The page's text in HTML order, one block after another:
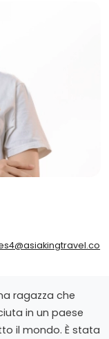
ragazza che
in un paese
il mondo. È stata